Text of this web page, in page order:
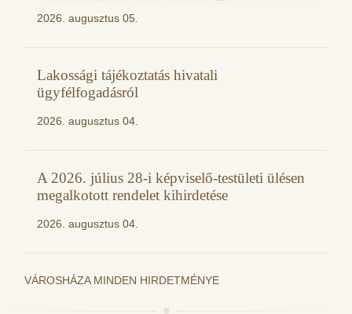
2026. augusztus 05.
Lakossági tájékoztatás hivatali
ügyfélfogadásról
2026. augusztus 04.
A 2026. július 28-i képviselő-testületi ülésen
megalkotott rendelet kihirdetése
2026. augusztus 04.
VÁROSHÁZA MINDEN HIRDETMÉNYE